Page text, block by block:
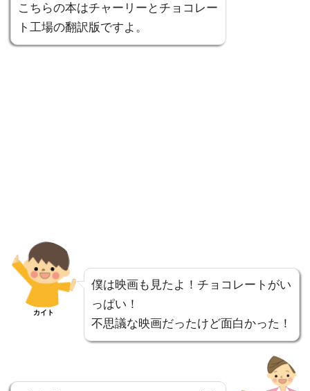
こちらの本はチャーリーとチョコレー
ト工場の翻訳版ですよ。
カイト
僕は映画も見たよ！チョコレートがい
っぱい！
不思議な映画だったけど面白かった！